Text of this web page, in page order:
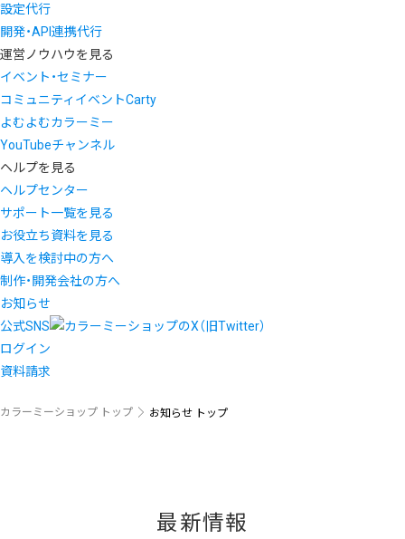
設定代行
開発・API連携代行
運営ノウハウを見る
イベント・セミナー
コミュニティイベントCarty
よむよむカラーミー
YouTubeチャンネル
ヘルプを見る
ヘルプセンター
サポート一覧を見る
お役立ち資料を見る
導入を検討中の方へ
制作・開発会社の方へ
お知らせ
公式SNS
ログイン
資料請求
カラーミーショップ トップ お知らせ トップ
最新情報